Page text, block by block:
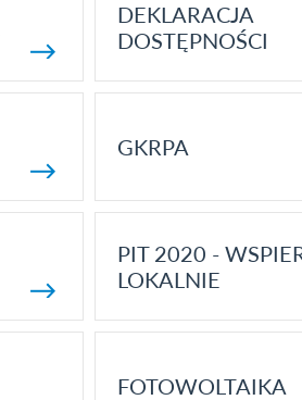
DEKLARACJA
DOSTĘPNOŚCI
GKRPA
PIT 2020 -
LOKALNIE
FOTOWOLTAIKA